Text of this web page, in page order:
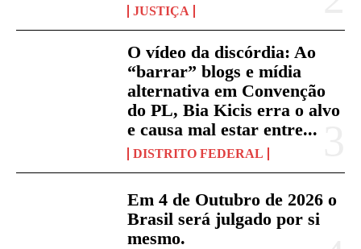
JUSTIÇA
O vídeo da discórdia: Ao
“barrar” blogs e mídia
alternativa em Convenção
do PL, Bia Kicis erra o alvo
e causa mal estar entre...
DISTRITO FEDERAL
Em 4 de Outubro de 2026 o
Brasil será julgado por si
mesmo.